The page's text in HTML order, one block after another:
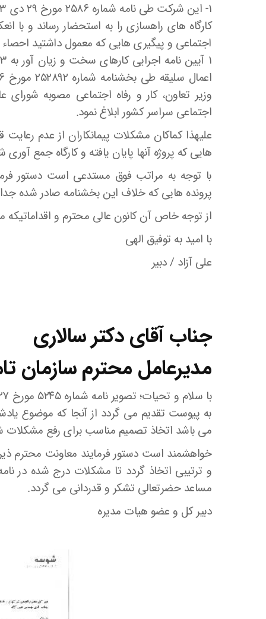
کارگاه های راهسازی را به استحضار رساند و با
اجتماعی و پیگیری هایی که معمول داشتید
وزیر تعاون، کار و رفاه اجتماعی مصوبه
اجتماعی سراسر کشور ابلاغ نمود.
علیهذا کماکان مشکلات پیمانکاران از عدم
هایی که پروژه آنها پایان یافته و کارگاه جمع
با توجه به مراتب فوق مستدعی است دستور
پرونده هایی که خلاف این بخشنامه صادر شده
از توجه خاص آن کانون عالی محترم و
با امید به توفیق الهی
علی آزاد / دبیر
جناب آقای دکتر سالاری
مدیرعامل محترم سازمان
به پیوست تقدیم می گردد از آنجا که موضوع
می باشد اتخاذ تصمیم مناسب برای رفع مشکلات
خواهشمند است دستور فرمایند معاونت محترم
و ترتیبی اتخاذ گردد تا مشکلات درج شده در
مساعد حضرتعالی تشکر و قدردانی می گردد.
دبیر کل و عضو هیات مدیره